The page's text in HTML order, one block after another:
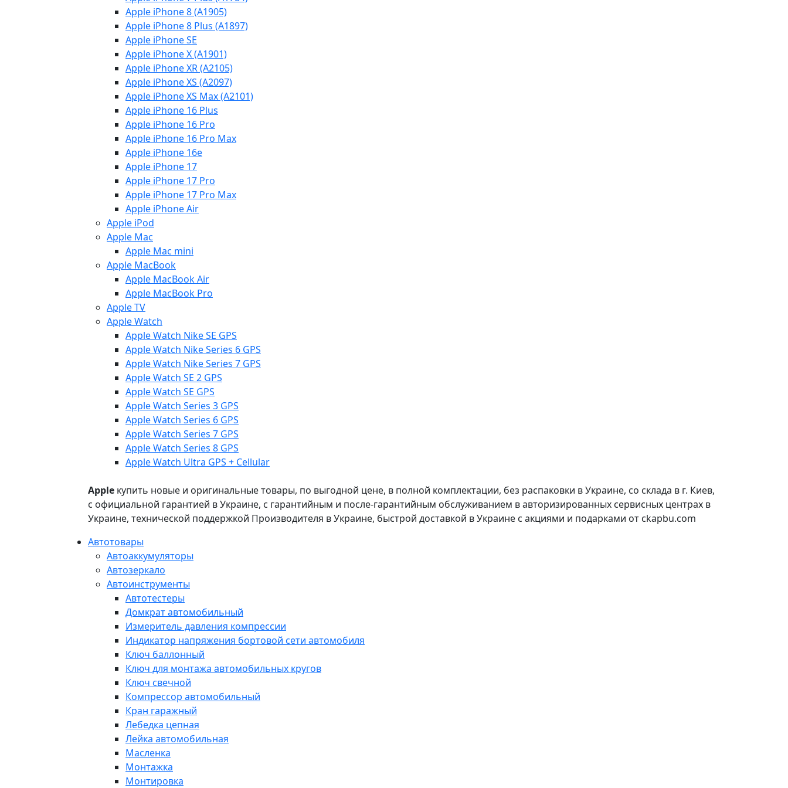
Apple iPhone 8 (A1905)
Apple iPhone 8 Plus (A1897)
Apple iPhone SE
Apple iPhone X (A1901)
Apple iPhone XR (A2105)
Apple iPhone XS (A2097)
Apple iPhone XS Max (A2101)
Apple iPhone 16 Plus
Apple iPhone 16 Pro
Apple iPhone 16 Pro Max
Apple iPhone 16e
Apple iPhone 17
Apple iPhone 17 Pro
Apple iPhone 17 Pro Max
Apple iPhone Air
Apple iPod
Apple Mac
Apple Mac mini
Apple MacBook
Apple MacBook Air
Apple MacBook Pro
Apple TV
Apple Watch
Apple Watch Nike SE GPS
Apple Watch Nike Series 6 GPS
Apple Watch Nike Series 7 GPS
Apple Watch SE 2 GPS
Apple Watch SE GPS
Apple Watch Series 3 GPS
Apple Watch Series 6 GPS
Apple Watch Series 7 GPS
Apple Watch Series 8 GPS
Apple Watch Ultra GPS + Cellular
Apple купить новые и оригинальные товары, по выгодной цене, в полной комплектации, без распаковки в Украине, со склада в г. Киев,
с официальной гарантией в Украине, с гарантийным и после-гарантийным обслуживанием в авторизированных сервисных центрах в
Украине, технической поддержкой Производителя в Украине, быстрой доставкой в Украине с акциями и подарками от ckapbu.com
Автотовары
Автоаккумуляторы
Автозеркало
Автоинструменты
Автотестеры
Домкрат автомобильный
Измеритель давления компрессии
Индикатор напряжения бортовой сети автомобиля
Ключ баллонный
Ключ для монтажа автомобильных кругов
Ключ свечной
Компрессор автомобильный
Кран гаражный
Лебедка цепная
Лейка автомобильная
Масленка
Монтажка
Монтировка